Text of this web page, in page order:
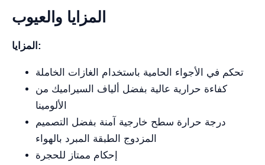
المزايا والعيوب
المزايا:
تحكم في الأجواء الحامية باستخدام الغازات الخاملة
كفاءة حرارية عالية بفضل ألياف السيراميك من
الألومينا
درجة حرارة سطح خارجية آمنة بفضل التصميم
المزدوج الطبقة المبرد بالهواء
إحكام ممتاز للحجرة